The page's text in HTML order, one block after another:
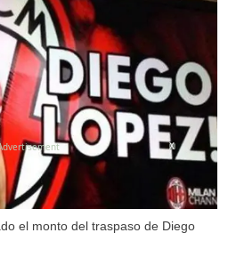
el monto del traspaso de Diego
X